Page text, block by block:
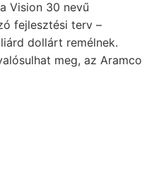
Vision 30 nevű
fejlesztési terv –
dollárt remélnek.
meg, az Aramco